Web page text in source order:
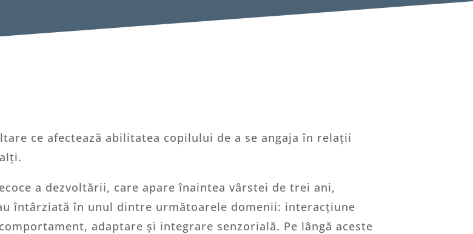
ce afectează abilitatea copilului de a se angaja în relații
a dezvoltării, care apare înaintea vârstei de trei ani,
întârziată în unul dintre următoarele domenii: interacțiune
adaptare și integrare senzorială. Pe lângă aceste